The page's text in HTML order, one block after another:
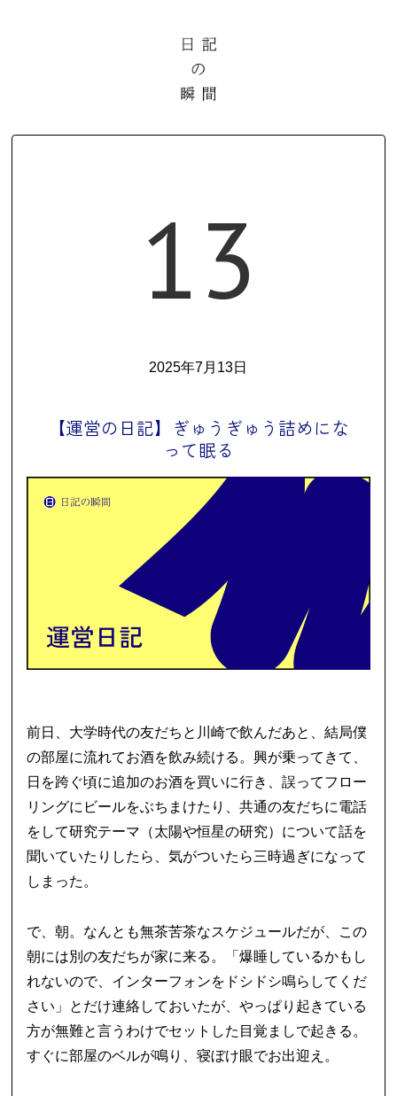
13
2025年7月13日
【運営の日記】ぎゅうぎゅう詰めにな
って眠る
前日、大学時代の友だちと川崎で飲んだあと、結局僕
の部屋に流れてお酒を飲み続ける。興が乗ってきて、
日を跨ぐ頃に追加のお酒を買いに行き、誤ってフロー
リングにビールをぶちまけたり、共通の友だちに電話
をして研究テーマ（太陽や恒星の研究）について話を
聞いていたりしたら、気がついたら三時過ぎになって
しまった。
で、朝。なんとも無茶苦茶なスケジュールだが、この
朝には別の友だちが家に来る。「爆睡しているかもし
れないので、インターフォンをドシドシ鳴らしてくだ
さい」とだけ連絡しておいたが、やっぱり起きている
方が無難と言うわけでセットした目覚ましで起きる。
すぐに部屋のベルが鳴り、寝ぼけ眼でお出迎え。